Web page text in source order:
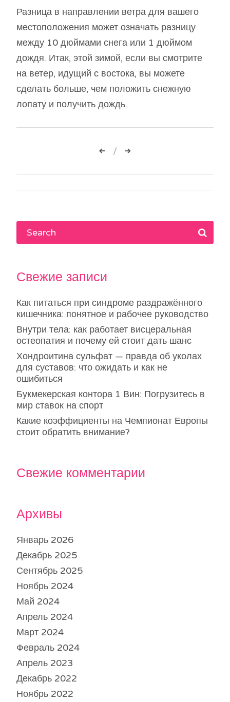
Разница в направлении ветра для вашего
местоположения может означать разницу
между 10 дюймами снега или 1 дюймом
дождя. Итак, этой зимой, если вы смотрите
на ветер, идущий с востока, вы можете
сделать больше, чем положить снежную
лопату и получить дождь.
Навигация
по
Свежие записи
Как питаться при синдроме раздражённого
кишечника: понятное и рабочее руководство
Внутри тела: как работает висцеральная
остеопатия и почему ей стоит дать шанс
Хондроитина сульфат — правда об уколах
для суставов: что ожидать и как не
ошибиться
Букмекерская контора 1 Вин: Погрузитесь в
мир ставок на спорт
Какие коэффициенты на Чемпионат Европы
стоит обратить внимание?
Свежие комментарии
Архивы
Январь 2026
Декабрь 2025
Сентябрь 2025
Ноябрь 2024
Май 2024
Апрель 2024
Март 2024
Февраль 2024
Апрель 2023
Декабрь 2022
Ноябрь 2022